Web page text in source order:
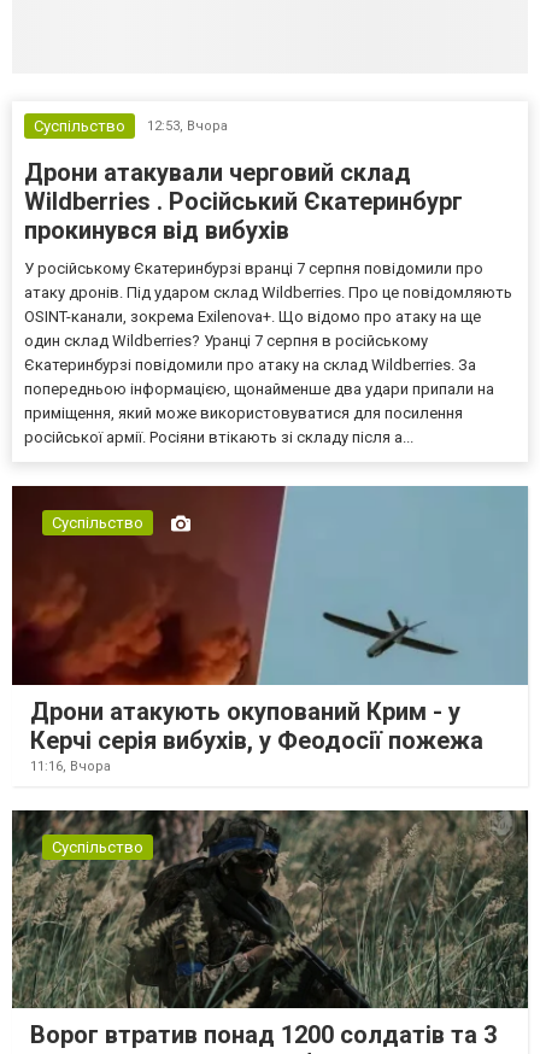
Суспільство 12:53, Вчора
Дрони атакували черговий склад
Wildberries . Російський Єкатеринбург
прокинувся від вибухів
У російському Єкатеринбурзі вранці 7 серпня повідомили про
атаку дронів. Під ударом склад Wildberries. Про це повідомляють
OSINT-канали, зокрема Exilenova+. Що відомо про атаку на ще
один склад Wildberries? Уранці 7 серпня в російському
Єкатеринбурзі повідомили про атаку на склад Wildberries. За
попередньою інформацією, щонайменше два удари припали на
приміщення, який може використовуватися для посилення
російської армії. Росіяни втікають зі складу після а...
Суспільство
Дрони атакують окупований Крим - у
Керчі серія вибухів, у Феодосії пожежа
11:16, Вчора
Суспільство
Ворог втратив понад 1200 солдатів та 3